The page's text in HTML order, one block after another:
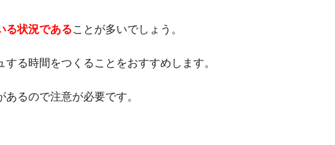
る状況であることが多いでしょう。
る時間をつくることをおすすめします。
るので注意が必要です。